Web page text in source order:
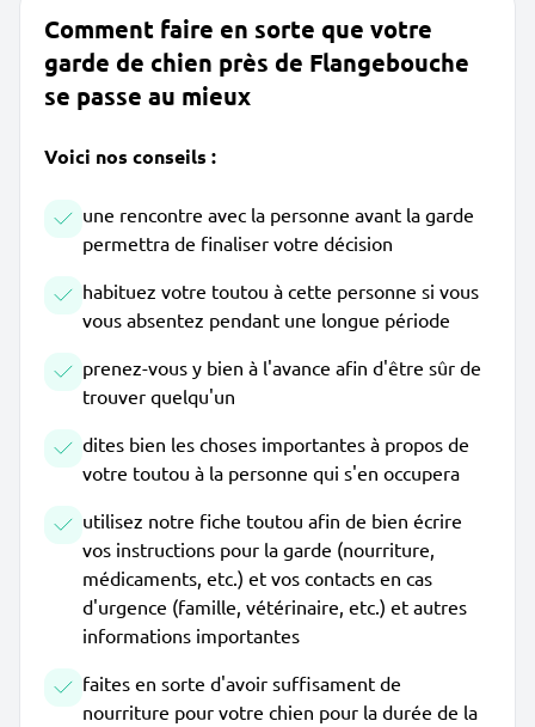
Comment faire en sorte que votre
garde de chien près de Flangebouche
se passe au mieux
Voici nos conseils :
une rencontre avec la personne avant la garde
permettra de finaliser votre décision
habituez votre toutou à cette personne si vous
vous absentez pendant une longue période
prenez-vous y bien à l'avance afin d'être sûr de
trouver quelqu'un
dites bien les choses importantes à propos de
votre toutou à la personne qui s'en occupera
utilisez notre fiche toutou afin de bien écrire
vos instructions pour la garde (nourriture,
médicaments, etc.) et vos contacts en cas
d'urgence (famille, vétérinaire, etc.) et autres
informations importantes
faites en sorte d'avoir suffisament de
nourriture pour votre chien pour la durée de la